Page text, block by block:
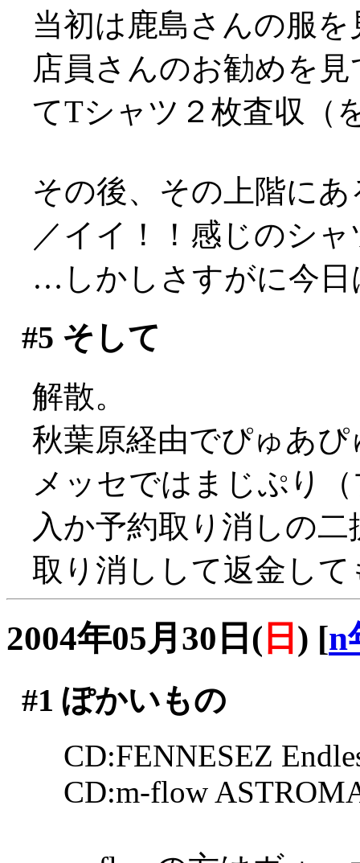
当初は鹿島さんの服
店員さんのお勧めを
てTシャツ２枚査収（
その後、その上階に
／イイ！！感じのシ
…しかしさすがに今日
#5 そして
解散。
秋葉原経由でぴゅあ
メッセではまじぷり
入か予約取り消しの
取り消しして返金し
2004年05月30日( 日 ) [n
#1 ぽかいもの
CD:FENNESEZ
CD:m-flow